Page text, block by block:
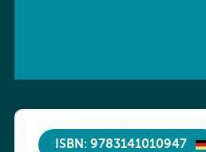
ISBN: 9783141010947